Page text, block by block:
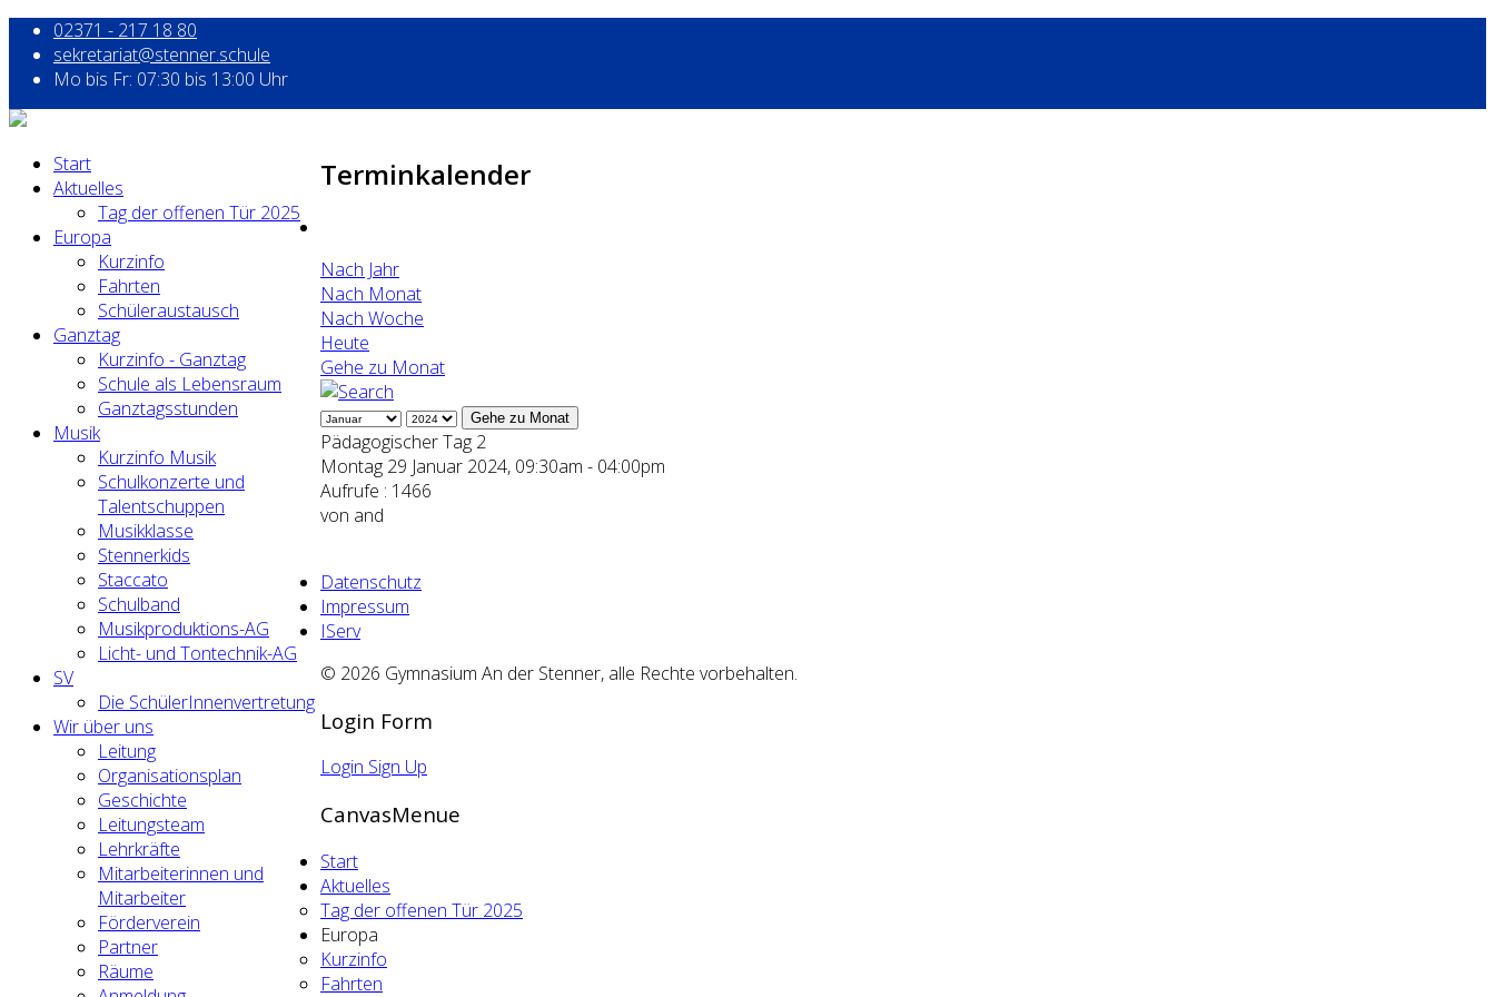
02371 - 217 18 80
sekretariat@stenner.schule
Mo bis Fr: 07:30 bis 13:00 Uhr
Start
Aktuelles
Tag der offenen Tür 2025
Europa
Kurzinfo
Fahrten
Schüleraustausch
Ganztag
Kurzinfo - Ganztag
Schule als Lebensraum
Ganztagsstunden
Musik
Kurzinfo Musik
Schulkonzerte und
Talentschuppen
Musikklasse
Stennerkids
Staccato
Schulband
Musikproduktions-AG
Licht- und Tontechnik-AG
SV
Die SchülerInnenvertretung
Wir über uns
Leitung
Organisationsplan
Geschichte
Leitungsteam
Lehrkräfte
Mitarbeiterinnen und
Mitarbeiter
Förderverein
Partner
Räume
Terminkalender
Nach Jahr
Nach Monat
Nach Woche
Heute
Gehe zu Monat
Gehe zu Monat
Pädagogischer Tag 2
Montag 29 Januar 2024, 09:30am - 04:00pm
Aufrufe : 1466
von and
Datenschutz
Impressum
IServ
© 2026 Gymnasium An der Stenner, alle Rechte vorbehalten.
Login Form
Login Sign Up
CanvasMenue
Start
Aktuelles
Tag der offenen Tür 2025
Europa
Kurzinfo
Fahrten